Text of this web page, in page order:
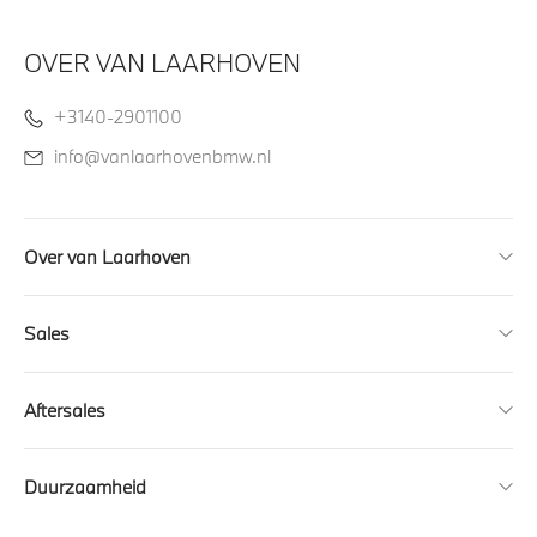
OVER VAN LAARHOVEN
+3140-2901100
info@vanlaarhovenbmw.nl
Over van Laarhoven
Sales
Aftersales
Duurzaamheid